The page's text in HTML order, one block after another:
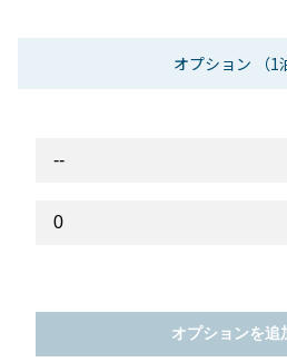
オプション （1
オプションを追